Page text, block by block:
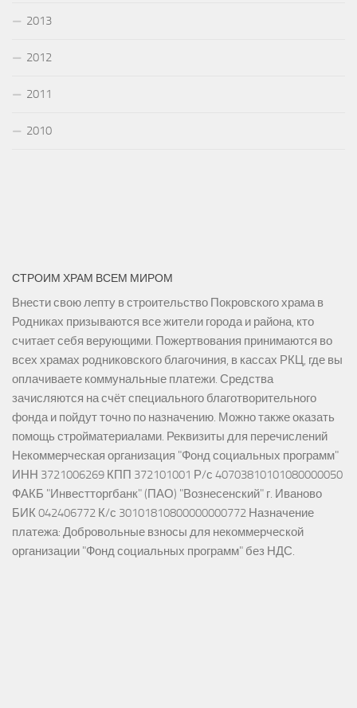
2013
2012
2011
2010
СТРОИМ ХРАМ ВСЕМ МИРОМ
Внести свою лепту в строительство Покровского храма в
Родниках призываются все жители города и района, кто
считает себя верующими. Пожертвования принимаются во
всех храмах родниковского благочиния, в кассах РКЦ, где вы
оплачиваете коммунальные платежи. Средства
зачисляются на счёт специального благотворительного
фонда и пойдут точно по назначению. Можно также оказать
помощь стройматериалами. Реквизиты для перечислений
Некоммерческая организация "Фонд социальных программ"
ИНН 3721006269 КПП 372101001 Р/с 40703810101080000050
ФАКБ "Инвестторгбанк" (ПАО) "Вознесенский" г. Иваново
БИК 042406772 К/с 30101810800000000772 Назначение
платежа: Добровольные взносы для некоммерческой
организации "Фонд социальных программ" без НДС.